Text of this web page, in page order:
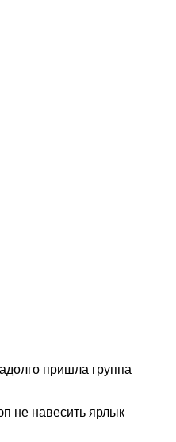
пришла группа
не навесить ярлык